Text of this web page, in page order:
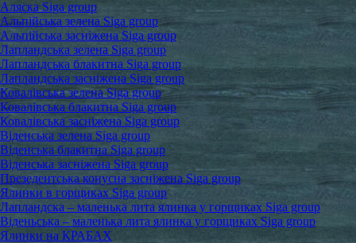
Аляска Siga group
Альпійська зелена Siga group
Альпійська засніжена Siga group
Лапландська зелена Siga group
Лапландська блакитна Siga group
Лапландська засніжена Siga group
Ковалівська зелена Siga group
Ковалівська блакитна Siga group
Ковалівська засніжена Siga group
Віденська зелена Siga group
Віденська блакитна Siga group
Віденська засніжена Siga group
Презедентська конусна засніжена Siga group
Ялинки в горщиках Siga group
Лапландска – маленька лита ялинка у горщиках Siga group
Віденьська – маленька лита ялинка у горщиках Siga group
Ялинки на КРАБАХ